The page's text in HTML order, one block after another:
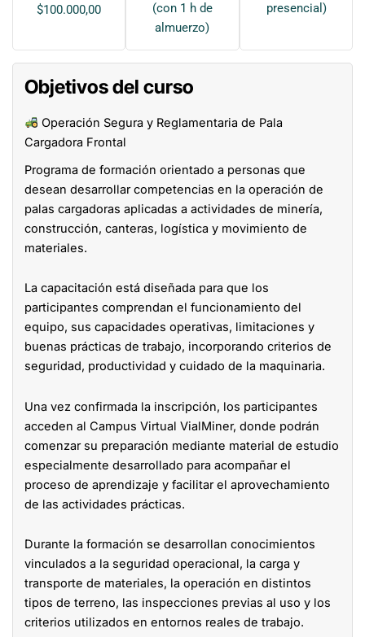
$100.000,00
(con 1 h de
almuerzo)
presencial)
Objetivos del curso
Operación Segura y Reglamentaria de Pala
Cargadora Frontal
Programa de formación orientado a personas que
desean desarrollar competencias en la operación de
palas cargadoras aplicadas a actividades de minería,
construcción, canteras, logística y movimiento de
materiales.
La capacitación está diseñada para que los
participantes comprendan el funcionamiento del
equipo, sus capacidades operativas, limitaciones y
buenas prácticas de trabajo, incorporando criterios de
seguridad, productividad y cuidado de la maquinaria.
Una vez confirmada la inscripción, los participantes
acceden al Campus Virtual VialMiner, donde podrán
comenzar su preparación mediante material de estudio
especialmente desarrollado para acompañar el
proceso de aprendizaje y facilitar el aprovechamiento
de las actividades prácticas.
Durante la formación se desarrollan conocimientos
vinculados a la seguridad operacional, la carga y
transporte de materiales, la operación en distintos
tipos de terreno, las inspecciones previas al uso y los
criterios utilizados en entornos reales de trabajo.